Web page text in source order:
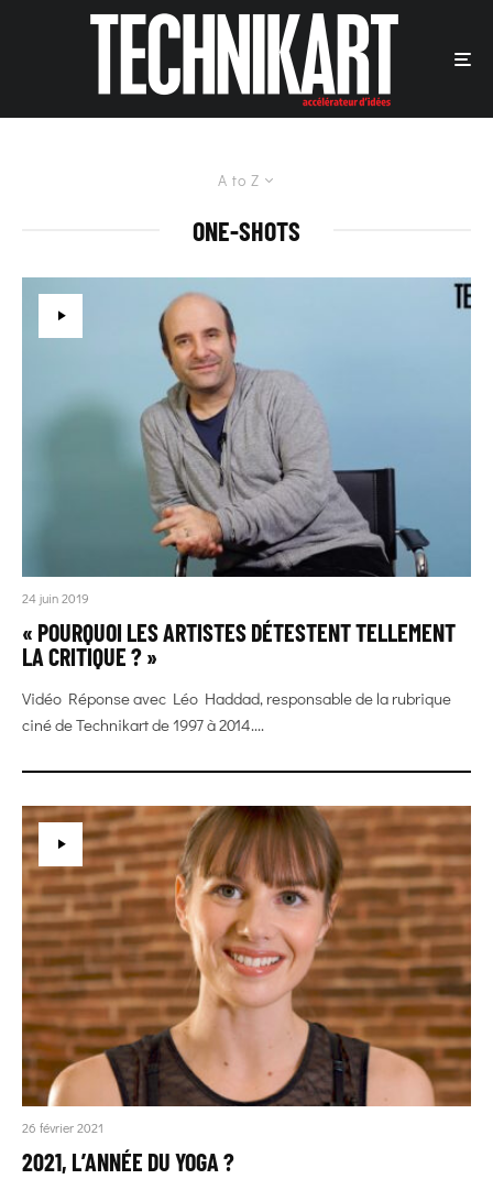
A to Z
ONE-SHOTS
24 juin 2019
« POURQUOI LES ARTISTES DÉTESTENT TELLEMENT
LA CRITIQUE ? »
Vidéo Réponse avec Léo Haddad, responsable de la rubrique
ciné de Technikart de 1997 à 2014....
26 février 2021
2021, L’ANNÉE DU YOGA ?